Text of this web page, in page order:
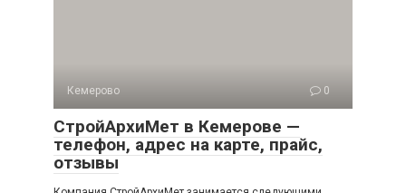
Кемерово 0
СтройАрхиМет в Кемерове —
телефон, адрес на карте, прайс,
отзывы